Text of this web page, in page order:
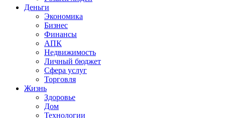
Деньги
Экономика
Бизнес
Финансы
АПК
Недвижимость
Личный бюджет
Сфера услуг
Торговля
Жизнь
Здоровье
Дом
Технологии